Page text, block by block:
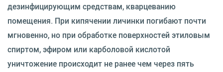
дезинфицирующим средствам, кварцеванию
помещения. При кипячении личинки погибают почти
мгновенно, но при обработке поверхностей этиловым
спиртом, эфиром или карболовой кислотой
уничтожение происходит не ранее чем через пять